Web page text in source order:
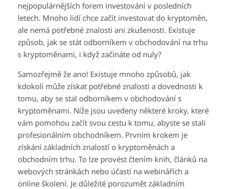
nejpopulárnějších forem investování v posledních
letech. Mnoho lidí chce začít investovat do kryptoměn,
ale nemá potřebné znalosti ani zkušenosti. Existuje
způsob, jak se stát odborníkem v obchodování na trhu
s kryptoměnami, i když začínáte od nuly?
Samozřejmě že ano! Existuje mnoho způsobů, jak
kdokoli může získat potřebné znalosti a dovednosti k
tomu, aby se stal odborníkem v obchodování s
kryptoměnami. Níže jsou uvedeny některé kroky, které
vám pomohou začít svou cestu k tomu, abyste se stali
profesionálním obchodníkem. Prvním krokem je
získání základních znalostí o kryptoměnách a
obchodním trhu. To lze provést čtením knih, článků na
webových stránkách nebo účastí na webinářích a
online školení. Je důležité porozumět základním